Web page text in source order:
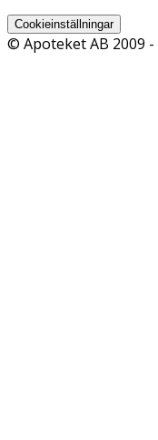
Cookieinställningar
© Apoteket AB 2009 -